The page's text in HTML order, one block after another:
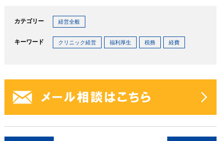
カテゴリー 経営全般
キーワード クリニック経営 福利厚生 税務 経費